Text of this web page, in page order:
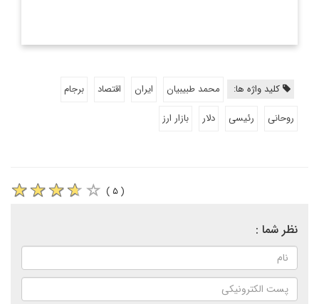
کلید واژه ها: محمد طبیبیان ایران اقتصاد
برجام
روحانی
رئیسی دلار بازار ارز
( ۵ )
نظر شما :